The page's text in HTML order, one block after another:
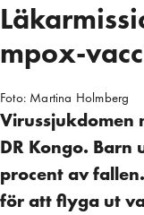
mpox-
Foto: Martina Holmberg
Virussjukdomen
DR Kongo. Barn
procent av
för att flyga ut